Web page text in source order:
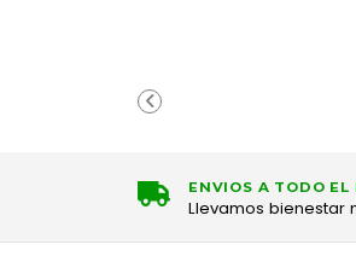
ENVIOS A TODO EL
Llevamos bienestar